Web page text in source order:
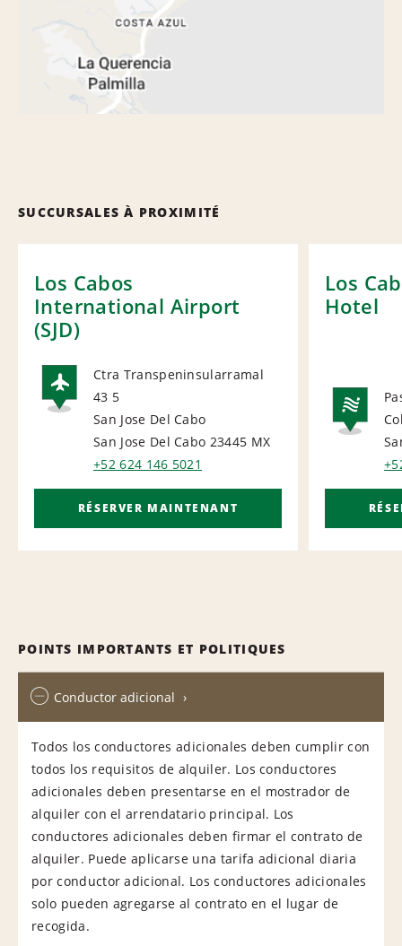
SUCCURSALES À PROXIMITÉ
Los Cabos
International Airport
(SJD)
AIRPORT
Ctra Transpeninsularramal
43 5
San Jose Del Cabo
San Jose Del Cabo 23445 MX
+52 624 146 5021
RÉSERVER MAINTENANT
Los
Hotel
POINTS IMPORTANTS ET POLITIQUES
Conductor adicional
Todos los conductores adicionales deben cumplir con
todos los requisitos de alquiler. Los conductores
adicionales deben presentarse en el mostrador de
alquiler con el arrendatario principal. Los
conductores adicionales deben firmar el contrato de
alquiler. Puede aplicarse una tarifa adicional diaria
por conductor adicional. Los conductores adicionales
solo pueden agregarse al contrato en el lugar de
recogida.